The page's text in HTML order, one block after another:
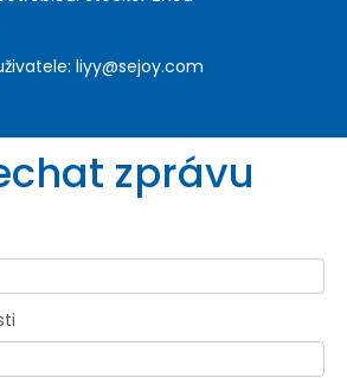
liyy@sejoy.com
zprávu